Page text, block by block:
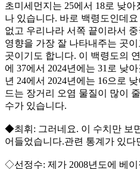
초미세먼지는 25에서 18로 낮
나 있습니다. 바로 백령도인데
없고 우리나라 서쪽 끝이라서
영향을 가장 잘 나타내주는 곳
곳이기도 합니다. 이 백령도의
에 37에서 2024년에는 31로 낮
년 24에서 2024년에는 16으로
드는 장거리 오염 물질이 많이
수가 있습니다.
◆최휘: 그러네요. 이 수치만 보
어들었습니다.관련 통계가 있다
◇선정수: 제가 2008년도에 베